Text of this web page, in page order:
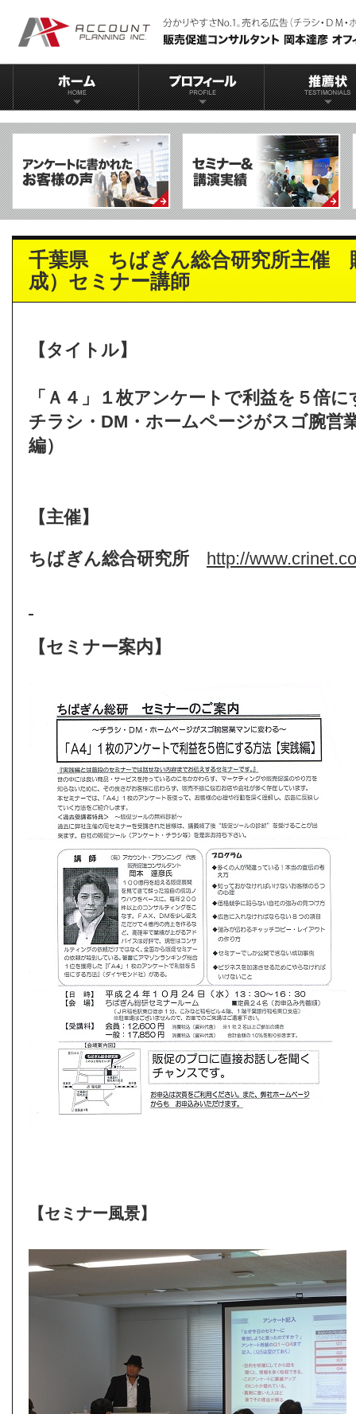
千葉県 ちばぎん総合研究所主催
成）セミナー講師
【タイトル】
「Ａ４」１枚アンケートで利益を５倍に
チラシ・DM・ホームページがスゴ腕営
編）
【主催】
ちばぎん総合研究所 http://
【セミナー案内】
【セミナー風景】